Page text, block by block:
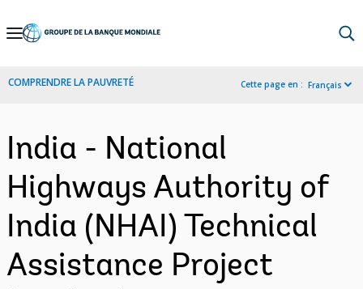
Skip
Navigation
COMPRENDRE LA PAUVRETÉ Cette page en : Français
India - National
Highways Authority of
India (NHAI) Technical
Assistance Project